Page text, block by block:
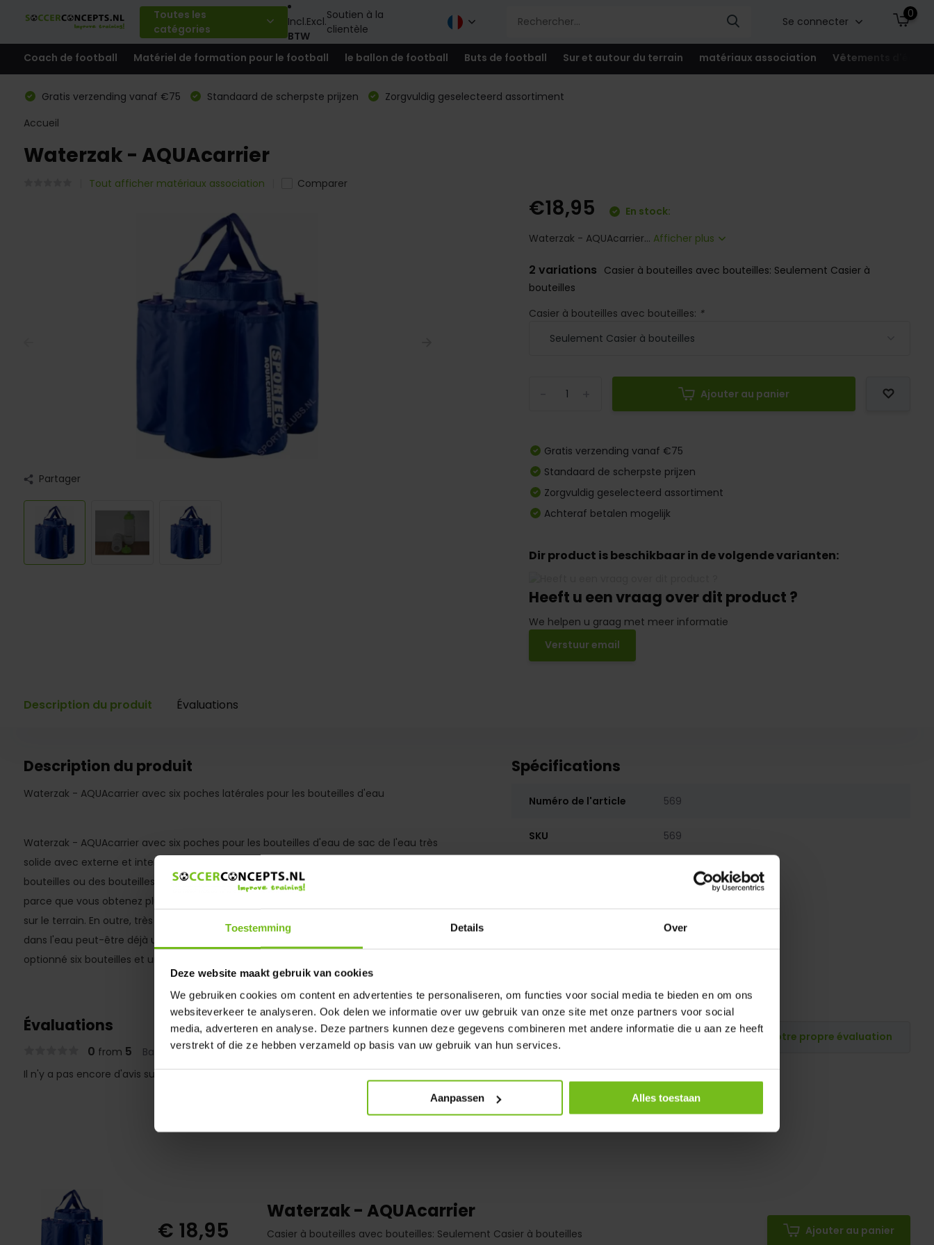
Toestemming Details Over
Deze website maakt gebruik van cookies
We gebruiken cookies om content en advertenties te personaliseren, om functies voor social media te bieden en om ons
websiteverkeer te analyseren. Ook delen we informatie over uw gebruik van onze site met onze partners voor social
media, adverteren en analyse. Deze partners kunnen deze gegevens combineren met andere informatie die u aan ze heeft
verstrekt of die ze hebben verzameld op basis van uw gebruik van hun services.
Aanpassen Alles toestaan
Toutes les
catégories
Incl.Excl.
BTW
Soutien à la
clientèle
Se connecter
0
Coach de football Matériel de formation pour le football le ballon de football Buts de football Sur et autour du terrain matériaux association Vêtements
Gratis verzending vanaf €75 Standaard de scherpste prijzen
Zorgvuldig geselecteerd assortiment
Accueil
Waterzak - AQUAcarrier
Tout afficher matériaux association Comparer
Partager
€18,95
En stock:
Waterzak - AQUAcarrier... Afficher plus
2 variations Casier à bouteilles avec bouteilles: Seulement Casier à
bouteilles
Casier à bouteilles avec bouteilles: *
Ajouter au panier
Gratis verzending vanaf €75
Standaard de scherpste prijzen
Zorgvuldig geselecteerd assortiment
Achteraf betalen mogelijk
Dir product is beschikbaar in de volgende varianten:
Heeft u een vraag over dit product ?
We helpen u graag met meer informatie
Verstuur email
Description du produit Évaluations
Description du produit
Waterzak - AQUAcarrier avec six poches latérales pour les bouteilles d'eau
Waterzak - AQUAcarrier avec six poches pour les bouteilles d'eau de sac de l'eau très
solide avec externe et interne. Des fonctionnalités supplémentaires de six poches pour 6
bouteilles ou des bouteilles d'eau. Avec deux draaggrepen.Zeer modèle solide et pratique
parce que vous obtenez plus que les habituels une ou deux bouteilles portent le long ou
sur le terrain. En outre, très hygiénique parce que les bouteilles d'eau ne sont pas flottant
dans l'eau peut-être déjà utilisé pour ce prix blessurebehandelingen.Voor complète
optionné six bouteilles et une éponge.
Spécifications
Numéro de l'article 569
SKU 569
Évaluations
0 from 5 Based on 0 reviews
Publiez votre propre évaluation
Il n'y a pas encore d'avis sur ce produit..
€ 18,95
Waterzak - AQUAcarrier
Casier à bouteilles avec bouteilles: Seulement Casier à bouteilles Ajouter au panier